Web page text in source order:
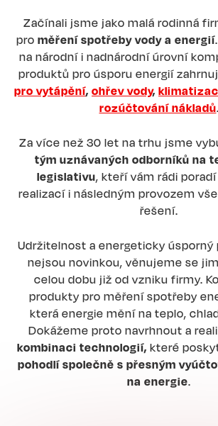
Začínali jsme jako malá rodinná
pro měření spotřeby vody a energií
na národní i nadnárodní úrovní
produktů pro úsporu energií
pro vytápění, ohřev vody,
rozúčtování nákladů.
Za více než 30 let na trhu jsme
tým uznávaných odborníků na
legislativu, kteří vám rádi
realizací i následným provozem
řešení.
Udržitelnost a energeticky úsporný
nejsou novinkou, věnujeme se
celou dobu již od vzniku firmy.
produkty pro měření spotřeby
která energie mění na teplo,
Dokážeme proto navrhnout a
kombinaci technologií, které
pohodlí společně s přesným
na energie.